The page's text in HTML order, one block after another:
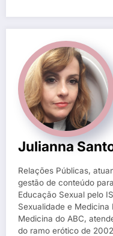
Julianna
Relações Públicas,
gestão de conteúdo
Educação Sexual pelo
Sexualidade e
Medicina do ABC,
do ramo erótico de